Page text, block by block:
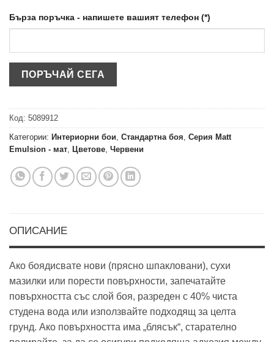
Бърза поръчка - напишете вашият телефон (*)
Код: 5089912
Категории: Интериорни бои, Стандартна боя, Серия Matt
Emulsion - мат, Цветове, Червени
ОПИСАНИЕ
Ако боядисвате нови (прясно шпакловани), сухи
мазилки или порести повърхности, запечатайте
повърхността със слой боя, разреден с 40% чиста
студена вода или използвайте подходящ за целта
грунд. Ако повърхността има „блясък“, старателно